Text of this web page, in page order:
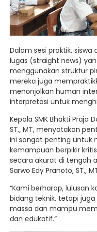
Dalam sesi praktik,
lugas (straight news)
menggunakan struktur
mereka juga
menonjolkan human
interpretasi untuk
Kepala SMK Bhakti Praja
ST., MT, menyatakan
ini sangat penting untuk
kemampuan berpikir
secara akurat di tengah
Sarwo Edy Pranoto, ST.,
“Kami berharap, lulusan
bidang teknik, tetapi
massa dan mampu
dan edukatif.”